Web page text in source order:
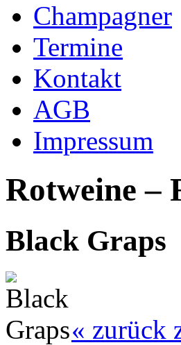
Champagner
Termine
Kontakt
AGB
Impressum
Rotweine –
Black Graps
« zurück